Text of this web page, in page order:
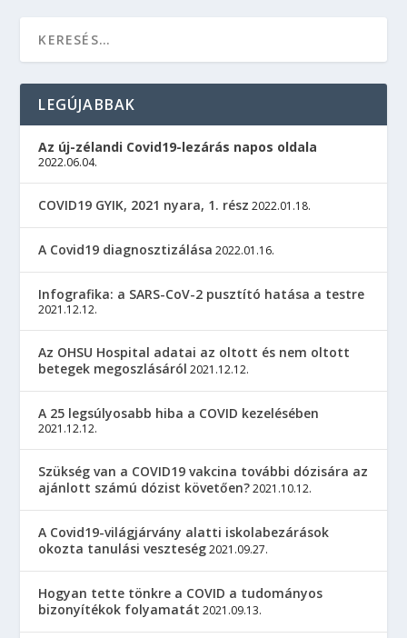
LEGÚJABBAK
Az új-zélandi Covid19-lezárás napos oldala
2022.06.04.
COVID19 GYIK, 2021 nyara, 1. rész 2022.01.18.
A Covid19 diagnosztizálása 2022.01.16.
Infografika: a SARS-CoV-2 pusztító hatása a testre
2021.12.12.
Az OHSU Hospital adatai az oltott és nem oltott
betegek megoszlásáról 2021.12.12.
A 25 legsúlyosabb hiba a COVID kezelésében
2021.12.12.
Szükség van a COVID19 vakcina további dózisára az
ajánlott számú dózist követően? 2021.10.12.
A Covid19-világjárvány alatti iskolabezárások
okozta tanulási veszteség 2021.09.27.
Hogyan tette tönkre a COVID a tudományos
bizonyítékok folyamatát 2021.09.13.